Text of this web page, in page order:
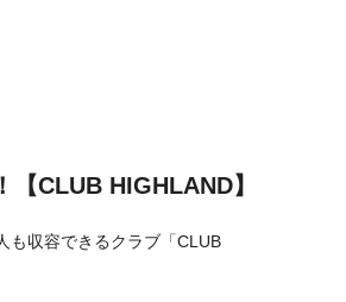
【CLUB HIGHLAND】
も収容できるクラブ「CLUB